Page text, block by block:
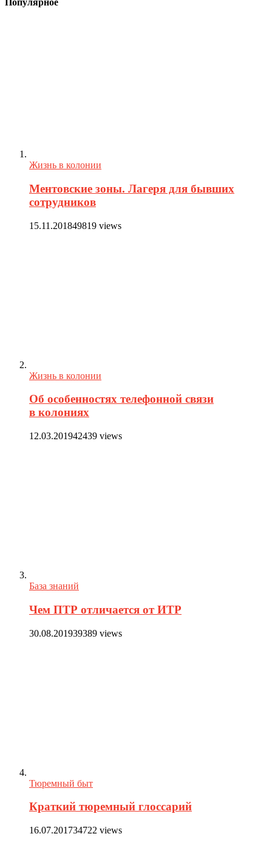
Популярное
Жизнь в колонии
Ментовские зоны. Лагеря для бывших
сотрудников
15.11.201849819 views
Жизнь в колонии
Об особенностях телефонной связи
в колониях
12.03.201942439 views
База знаний
Чем ПТР отличается от ИТР
30.08.201939389 views
Тюремный быт
Краткий тюремный глоссарий
16.07.201734722 views